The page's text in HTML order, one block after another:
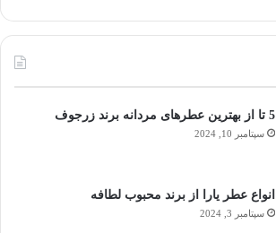
5 تا از بهترین عطرهای مردانه برند زرجوف
سپتامبر 10, 2024
انواع عطر یارا از برند محبوب لطافه
سپتامبر 3, 2024